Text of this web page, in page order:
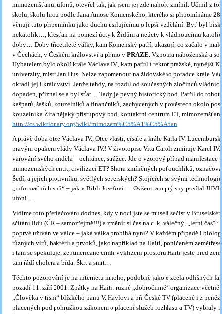
mimozemšťanů, ufonů, otevřel tak, jak jsem jej zde nahoře zmínil. Učinil z
školu, školu hrou podle Jana Amose Komenského, kterého si připomínáme
věnuji tuto připomínku jako duchu usilujícímu o lepší vzdělání. Byť byl
nekatolík…, křesťan na pomezí úcty k Židům a neúcty k vládnoucímu
doby… Doby třicetileté války, kam Komenský patří, ukazují, co začalo v
v Čechách, v Českém království a přímo v PRAZE. Vzpoura náboženská a
Hybatelem bylo okolí krále Václava IV., kam patřil i rektor pražské, nynější
univerzity, mistr Jan Hus. Nelze zapomenout na židovského poradce krále
okradl jej i království. Jenže tehdy, na rozdíl od současných zločinců
dopaden, přiznal se a byl sťat… Tady je pevný historický bod. Patřil do
kašparů, šašků, kouzelníků a finančníků, zachycených v pověstech okolo
kouzelníka Žita nějaký přístupový bod, kontaktní centrum ET,
http://cs.wiktionary.org/wiki/mimozem%C5%A1%C5%A5an
A právě doba otce Václava IV., Otce vlasti, císaře a krále Karla IV.
pravým opakem vlády Václava IV.! V životopise Vita Caroli zmiňuje Karel IV.
varování svého anděla – ochránce, strážce. Jde o vzorový případ manifestace
mimozemských entit, civilizací ET? Shora zmíněných poťouchlíků,
Šedí, a jejich protivníků, světlých severských? Stojících se svými
„informačních snů“ – jak v Bibli Josefovi … Ovšem tam prý sny posílal
ufoni…
Vidíme toto přetlačování dodnes, kdy v noci jste se museli sečíst v
sčítání lidu (ČR – samozřejmě!!!) a změnit si čas na c. k. válečný, „letní čas“?
poprvé užíván ve válce – jaká válka probíhá nyní? V každém případě i
různých virů, baktérií a prvoků, jako například na Haiti, poničeném
i tam se spekuluje, že Američané činili vyklízení prostoru Haiti ještě před
tam řádí cholera a bída. Škrt a smrt…
Těchto pozorování je na internetu mnoho, podobně jako o zcela odlišných
pozadí 11. září 2001. Zpátky na Haiti: různé „dobročinné“ organizace včetně
„Člověka v tísni“ blízkého panu V. Havlovi a při České TV (placené i z
placených pod pohrůžkou zákonem o placení služeb rozhlasu a TV) vybraly